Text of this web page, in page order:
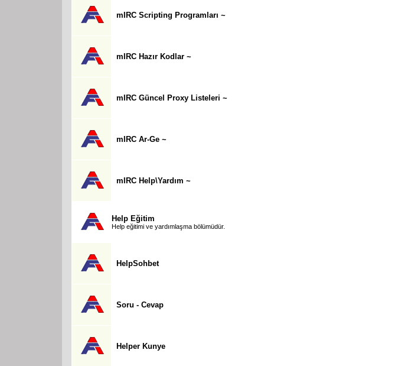
mIRC Scripting Programları ~
mIRC Hazır Kodlar ~
mIRC Güncel Proxy Listeleri ~
mIRC Ar-Ge ~
mIRC Help\Yardım ~
Help Eğitim
Help eğitimi ve yardımlaşma bölümüdür.
HelpSohbet
Soru - Cevap
Helper Kunye